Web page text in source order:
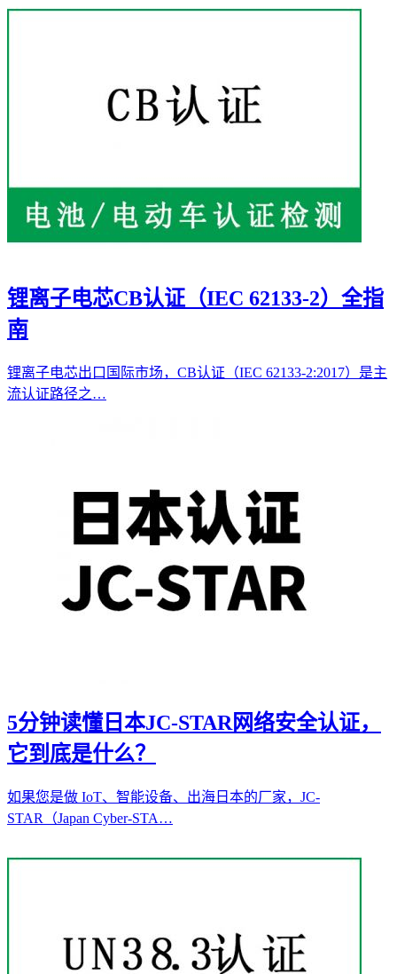
锂离子电芯CB认证（IEC 62133-2）全指
南
锂离子电芯出口国际市场，CB认证（IEC 62133-2:2017）是主
流认证路径之…
5分钟读懂日本JC-STAR网络安全认证，
它到底是什么？
如果您是做 IoT、智能设备、出海日本的厂家，JC-
STAR（Japan Cyber-STA…